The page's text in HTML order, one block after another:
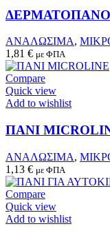
product
ΔΕΡΜΑΤΟΠΑΝΟ
ΑΝΑΛΩΣΙΜΑ,
1,81 € με ΦΠΑ
Compare
Quick view
Add to wishlist
ΠΑΝΙ
ΑΝΑΛΩΣΙΜΑ,
1,13 € με ΦΠΑ
Compare
Quick view
Add to wishlist